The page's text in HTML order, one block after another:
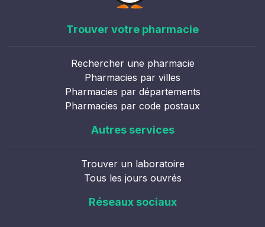
Trouver votre pharmacie
Rechercher une pharmacie
Pharmacies par villes
Pharmacies par départements
Pharmacies par code postaux
Autres services
Trouver un laboratoire
Tous les jours ouvrés
Réseaux sociaux